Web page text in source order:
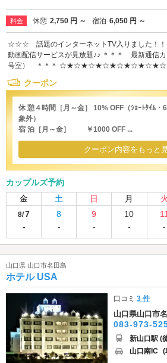
料金 休憩 2,750 円 ～ 宿泊 6,050 円 ～
☆☆☆ 話題のインターネットTV入りまし
動画配信サービスが見放題♪♪ ＊＊＊ 最新通信
号室） ＊＊＊
クーポン
休 憩４時間［月～金］ 10% OFF（ｼｮｰﾄﾀｲﾑ・
象外）
宿 泊［月～金］ ￥1000 OFF ...
クーポン内容をもっと
カップルズ予約
金
土 日 月 火
8/7
-
8
-
9
-
10
-
11
-
山口県 山口市名田島
ホテル USA
口コミ3 件
山口県山口市
083-973-
新山口駅 (
山口南IC (